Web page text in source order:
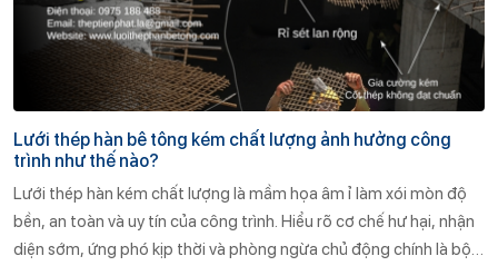
Lưới thép hàn bê tông kém chất lượng ảnh hưởng công
trình như thế nào?
Lưới thép hàn kém chất lượng là mầm họa âm ỉ làm xói mòn độ
bền, an toàn và uy tín của công trình. Hiểu rõ cơ chế hư hại, nhận
diện sớm, ứng phó kịp thời và phòng ngừa chủ động chính là bộ